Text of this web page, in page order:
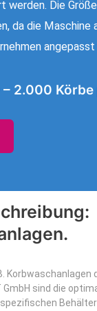
werden. Die
da die Maschine
angepasst
2.000
Korbwaschanlagen
GmbH sind die